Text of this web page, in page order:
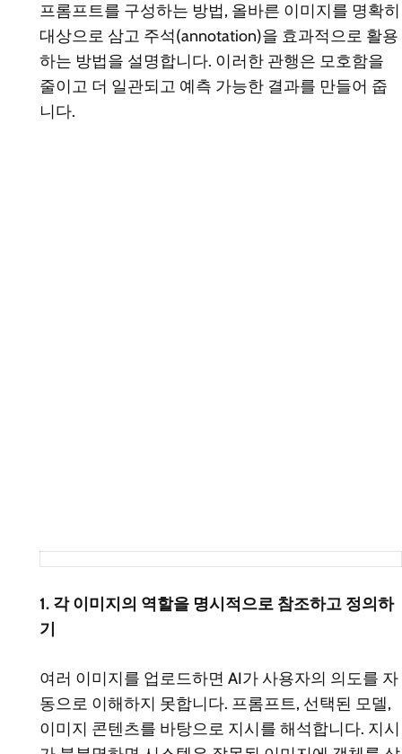
프롬프트를 구성하는 방법, 올바른 이미지를 명확히
대상으로 삼고 주석(annotation)을 효과적으로 활용
하는 방법을 설명합니다. 이러한 관행은 모호함을
줄이고 더 일관되고 예측 가능한 결과를 만들어 줍
니다.
1. 각 이미지의 역할을 명시적으로 참조하고 정의하
기
여러 이미지를 업로드하면 AI가 사용자의 의도를 자
동으로 이해하지 못합니다. 프롬프트, 선택된 모델,
이미지 콘텐츠를 바탕으로 지시를 해석합니다. 지시